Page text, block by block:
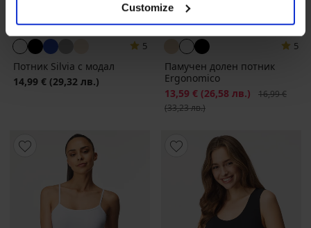
Customize
5
Потник Silvia с модал
14,99 € (29,32 лв.)
5
Памучен долен потник
Ergonomico
Намаление
13,59 € (26,58 лв.)
16,99 €
(33,23 лв.)